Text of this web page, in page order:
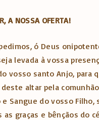
A NOSSA OFERTA!
ó Deus
levada à vossa
vosso santo Anjo, para
altar pela
Sangue do vosso Filho,
graças e bênçãos do